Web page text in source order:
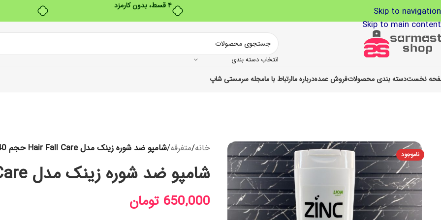
بدون ضامن، بدون سود
Skip to navigation
Skip to main content
انتخاب دسته بندی
نخستدسته بندی محصولاتفروش عمدهدرباره ماارتباط با مامجله سرمستی شاپ
ناموجود خانه/متفرقه/شامپو ضد شوره زینک مدل Hair Fall Care حجم 340 میل
شامپو ضد شوره زینک مدل Hair Fall Care حجم 340 میل
650,000 تومان